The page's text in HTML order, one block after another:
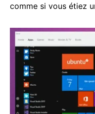
comme si vous étiez